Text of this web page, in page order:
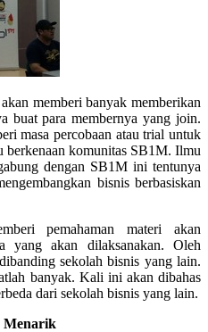
memberi banyak memberikan
buat para membernya yang join.
masa percobaan atau trial untuk
berkenaan komunitas SB1M. Ilmu
dengan SB1M ini tentunya
bisnis berbasiskan
pemahaman materi akan
yang akan dilaksanakan. Oleh
sekolah bisnis yang lain.
banyak. Kali ini akan dibahas
dari sekolah bisnis yang lain.
Menarik